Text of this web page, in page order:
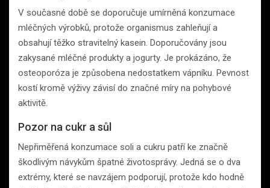
V současné době se doporučuje umírněná konzumace
mléčných výrobků, protože organismus zahleňují a
obsahují těžko stravitelný kasein. Doporučovány jsou
zakysané mléčné produkty a jogurty. Je prokázáno, že
osteoporóza je způsobena nedostatkem vápníku. Pevnost
kostí kromě výživy závisí do značné míry na pohybové
aktivitě.
Pozor na cukr a sůl
Nepřiměřená konzumace soli a cukru patří ke značně
škodlivým návykům špatné životosprávy. Jedná se o dva
extrémy, které se navzájem podporují, protože kdo hodně